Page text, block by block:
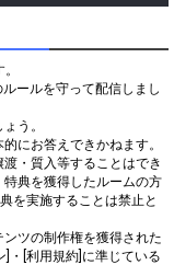
ールを守って配信しまし
う。
にお答えできかねます。
・質入等することはでき
典を獲得したルームの方
を実施することは禁止と
ツの制作権を獲得された
]・[利用規約]に準じている